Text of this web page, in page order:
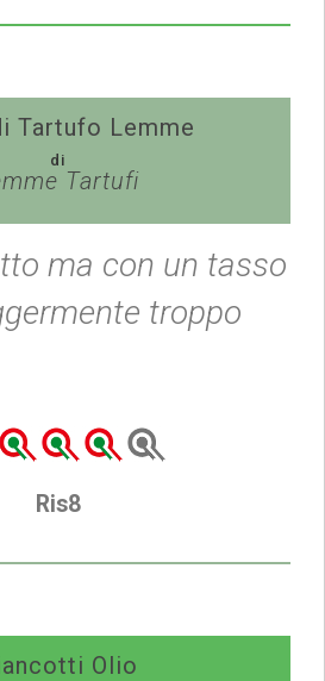
Tartufo Lemme
di
Tartufi
ma con un tasso
troppo
Ris8
Olio